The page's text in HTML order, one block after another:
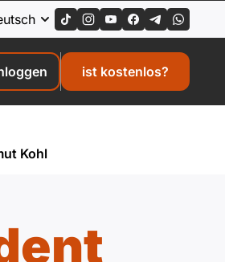
ist kostenlos?
Kohl